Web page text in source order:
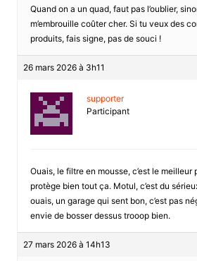
Quand on a un quad, faut pas l’oublier,
m’embrouille coûter cher. Si tu veux des
produits, fais signe, pas de souci !
26 mars 2026 à 3h11
supporter
Participant
Ouais, le filtre en mousse, c’est le meilleur
protège bien tout ça. Motul, c’est du
ouais, un garage qui sent bon, c’est pas
envie de bosser dessus trooop bien.
27 mars 2026 à 14h13